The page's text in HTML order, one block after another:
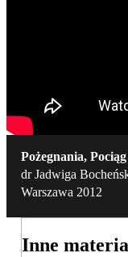
Pożegnania, Pociąg
dr Jadwiga
Warszawa 2012
Inne